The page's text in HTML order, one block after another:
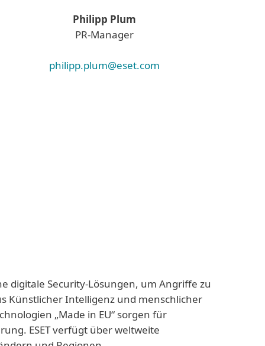
Philipp Plum
PR-Manager
philipp.plum@eset.com
digitale Security-Lösungen, um Angriffe zu
Künstlicher Intelligenz und menschlicher
„Made in EU“ sorgen für
ESET verfügt über weltweite